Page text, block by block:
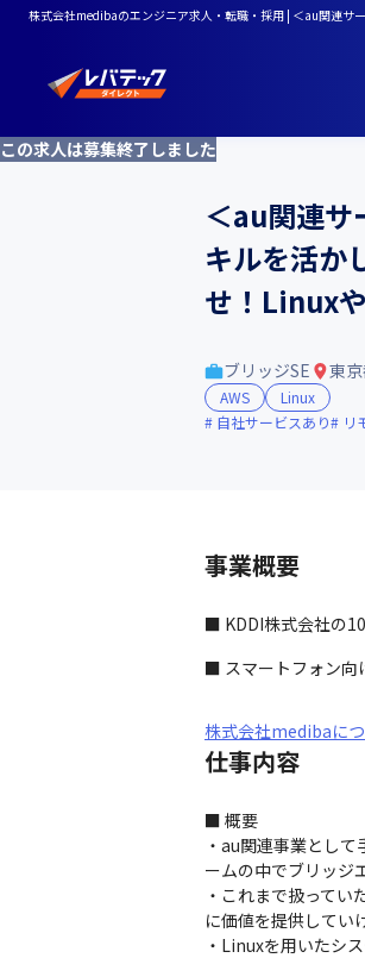
株式会社medibaのエンジニア求人・転職・採用 | ＜au関連サ
この求人は募集終了しました
＜au関連サ
キルを活か
せ！Linux
ブリッジSE 東
AWS
Linux
自社サービスあり
リ
事業概要
■ KDDI株式会社の
■ スマートフォン向
株式会社medibaに
仕事内容
■ 概要
・au関連事業とし
ームの中でブリッジ
・これまで扱って
に価値を提供してい
・Linuxを用いたシ